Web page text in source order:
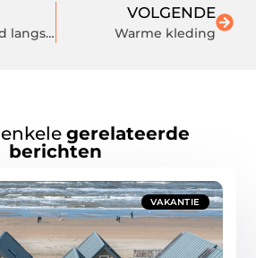
Digitaal billboard langs snelwegen
VOLGENDE
Warme kleding
gerelateerde
berichten
VAKANTIE